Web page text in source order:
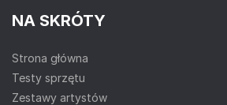
NA SKRÓTY
Strona główna
Testy sprzętu
Zestawy artystów